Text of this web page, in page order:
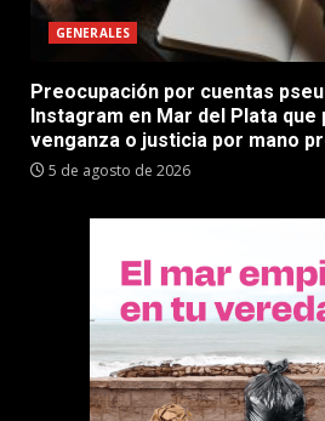
GENERALES
Preocupación por cuentas
Instagram en Mar del Plata que
venganza o justicia por mano
5 de agosto de 2026